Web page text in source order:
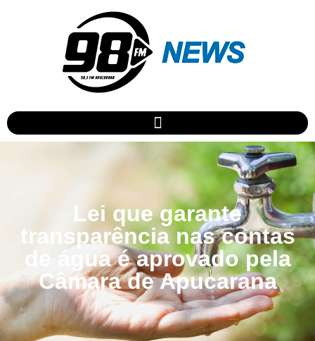
Lei que garante
transparência nas contas
de água é aprovado pela
Câmara de Apucarana